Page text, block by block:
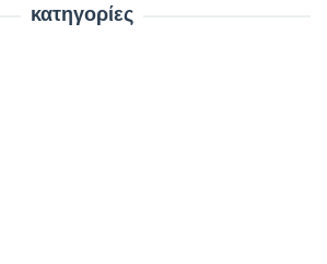
κατηγορίες